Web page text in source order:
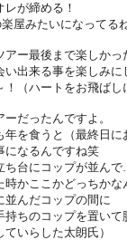
が締める！
屋みたいになってる
アー最後まで楽しかっ
出来る事を楽しみに
（ハートをお飛ばし
だったんですよ。
を食うと（最終日に
なるんですね笑
台にコップが並ん
時かここかどっちかな
んだコップの間に
ちのコップを置いて
いらした太朗氏）